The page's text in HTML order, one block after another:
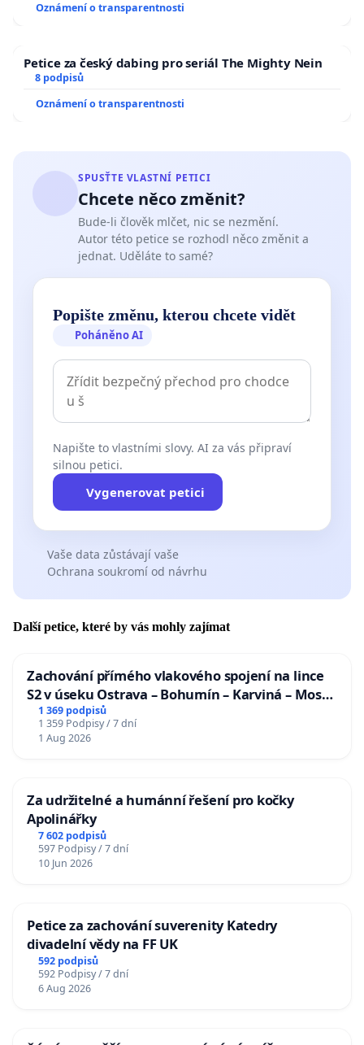
Oznámení o transparentnosti
Petice za český dabing pro seriál The Mighty Nein
8 podpisů
Oznámení o transparentnosti
SPUSŤTE VLASTNÍ PETICI
Chcete něco změnit?
Bude-li člověk mlčet, nic se nezmění.
Autor této petice se rozhodl něco změnit a
jednat. Uděláte to samé?
Popište změnu, kterou chcete vidět
Poháněno AI
Napište to vlastními slovy. AI za vás připraví
silnou petici.
Vygenerovat petici
Vaše data zůstávají vaše
Ochrana soukromí od návrhu
Další petice, které by vás mohly zajímat
Zachování přímého vlakového spojení na lince
S2 v úseku Ostrava – Bohumín – Karviná – Mosty
u Jablunkova
1 369 podpisů
1 359 Podpisy / 7 dní
1 Aug 2026
Za udržitelné a humánní řešení pro kočky
Apolinářky
7 602 podpisů
597 Podpisy / 7 dní
10 Jun 2026
Petice za zachování suverenity Katedry
divadelní vědy na FF UK
592 podpisů
592 Podpisy / 7 dní
6 Aug 2026